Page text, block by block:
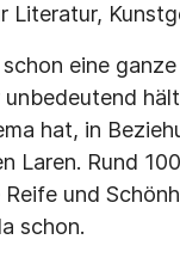
Literatur,
eine
hat, in
Laren. Rund
und
schon.